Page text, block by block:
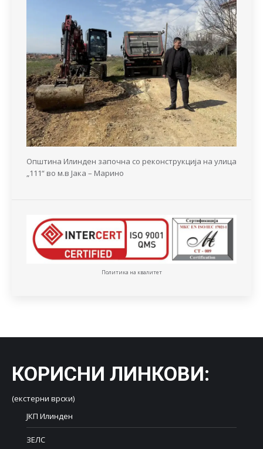
Општина Илинден започна со реконструкција на улица
„111“ во м.в Јака – Марино
Политика на квалитет
КОРИСНИ ЛИНКОВИ:
(екстерни врски)
ЈКП Илинден
ЗЕЛС